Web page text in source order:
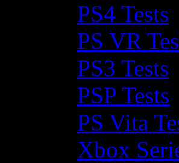
PS4 Tests
PS VR
PS3 Tests
PSP Tests
PS Vita
Xbox